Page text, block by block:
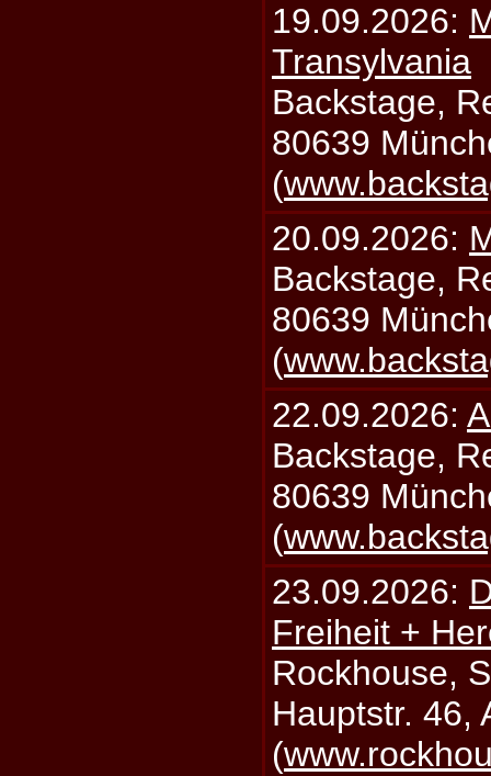
19.09.2026:
Transylvania
Backstage,
80639
(
20.09.2026:
Backstage,
80639
(
22.09.2026:
Backstage,
80639
(
23.09.2026:
Freiheit +
Rockhouse,
Hauptstr. 46,
(